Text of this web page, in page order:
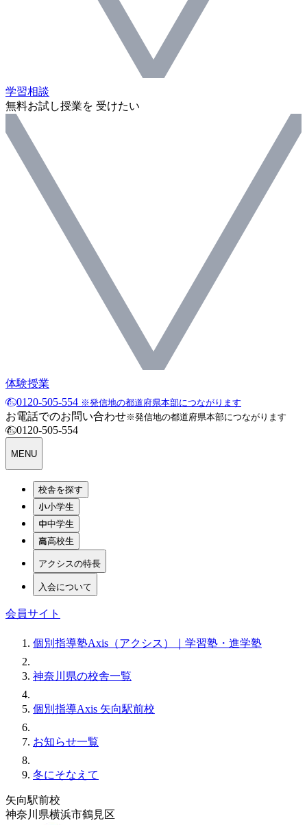
学習相談
無料お試し授業を 受けたい
体験授業
0120-505-554 ※発信地の都道府県本部につながります
お電話でのお問い合わせ※発信地の都道府県本部につながります
0120-505-554
MENU
校舎を探す
小学生
中学生
高校生
アクシスの特長
入会について
会員サイト
個別指導塾Axis（アクシス）｜学習塾・進学塾
神奈川県の校舎一覧
個別指導Axis 矢向駅前校
お知らせ一覧
冬にそなえて
矢向駅前校
神奈川県横浜市鶴見区